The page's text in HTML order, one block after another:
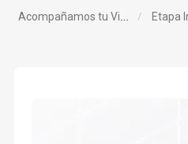
Acompañamos tu Vida Etapa